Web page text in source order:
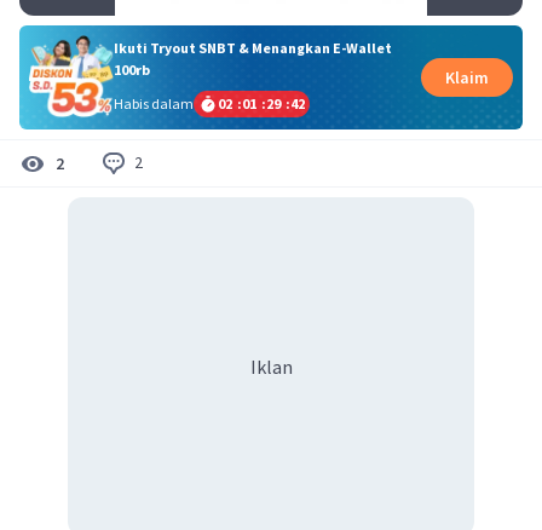
Ikuti Tryout SNBT & Menangkan E-Wallet
100rb
Habis dalam
02 :01 :29 :42
Klaim
2 2
Iklan